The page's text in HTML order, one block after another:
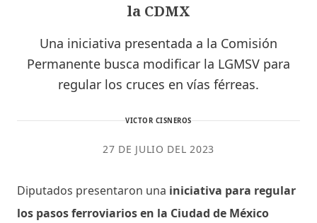
la CDMX
Una iniciativa presentada a la Comisión
Permanente busca modificar la LGMSV para
regular los cruces en vías férreas.
VICTOR CISNEROS
27 DE JULIO DEL 2023
Diputados presentaron una iniciativa para regular
los pasos ferroviarios en la Ciudad de México